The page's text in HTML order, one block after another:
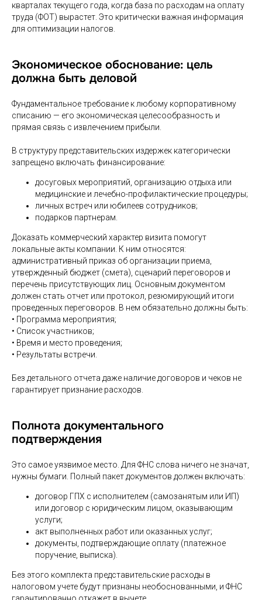
кварталах текущего года, когда база по расходам на оплату
труда (ФОТ) вырастет. Это критически важная информация
для оптимизации налогов.
Экономическое обоснование: цель
должна быть деловой
Фундаментальное требование к любому корпоративному
списанию — его экономическая целесообразность и
прямая связь с извлечением прибыли.
В структуру представительских издержек категорически
запрещено включать финансирование:
досуговых мероприятий, организацию отдыха или
медицинские и лечебно-профилактические процедуры;
личных встреч или юбилеев сотрудников;
подарков партнерам.
Доказать коммерческий характер визита помогут
локальные акты компании. К ним относятся:
административный приказ об организации приема,
утвержденный бюджет (смета), сценарий переговоров и
перечень присутствующих лиц. Основным документом
должен стать отчет или протокол, резюмирующий итоги
проведенных переговоров. В нем обязательно должны быть:
• Программа мероприятия;
• Список участников;
• Время и место проведения;
• Результаты встречи.
Без детального отчета даже наличие договоров и чеков не
гарантирует признание расходов.
Полнота документального
подтверждения
Это самое уязвимое место. Для ФНС слова ничего не значат,
нужны бумаги. Полный пакет документов должен включать:
договор ГПХ с исполнителем (самозанятым или ИП)
или договор с юридическим лицом, оказывающим
услуги;
акт выполненных работ или оказанных услуг;
документы, подтверждающие оплату (платежное
поручение, выписка).
Без этого комплекта представительские расходы в
налоговом учете будут признаны необоснованными, и ФНС